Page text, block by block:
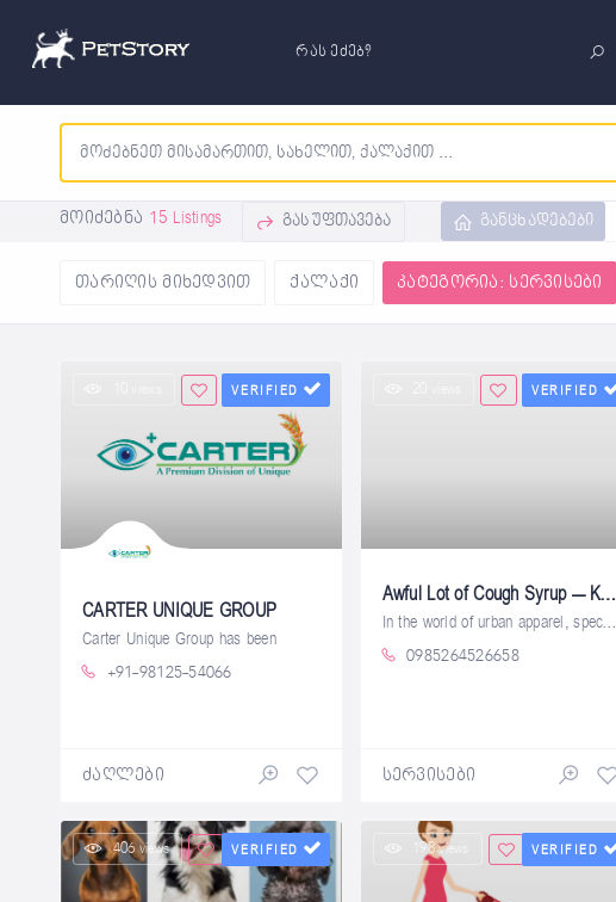
რას ეძებ?
მოიძებნა 15 Listings გასუფთავება განცხადებები
თარიღის მიხედვით ქალაქი კატეგორია: სერვისები
VERIFIED
CARTER UNIQUE GROUP
Carter Unique Group has been
+91-98125-54066
ძაღლები
VERIFIED
Awful Lot of Cough Syrup – Koreatown NYC
In the world of urban apparel, specific
0985264526658
სერვისები
406 views VERIFIED 198 views VERIFIED